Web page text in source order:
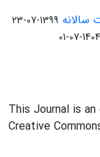
1399-07-23
1404-07-01
This Journal is
Creative